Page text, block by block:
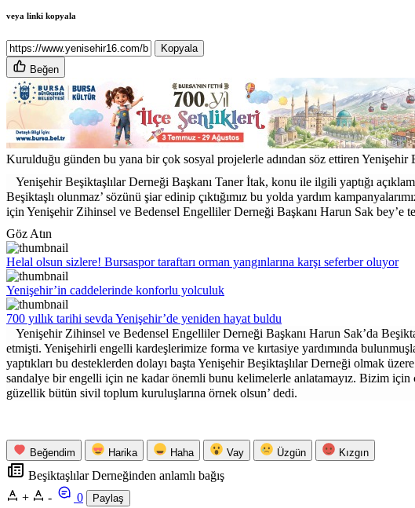
veya linki kopyala
Kopyala
Beğen
Kurulduğu günden bu yana bir çok sosyal projelerle adından söz ettiren
Yenişehir Beşiktaşlılar Derneği Başkanı Taner İtak, konu ile ilgili yaptığı
Beşiktaşlı olunmaz’ sözünü şiar edinip çıktığımız bu yolda yardım
için Yenişehir Zihinsel ve Bedensel Engelliler Derneği Başkanı Harun Sak bey’e
Göz Atın
Helal olsun sizlere! Bursaspor taraftarı orman yangınlarına karşı seferber oluyor
Yenişehir’in caddelerinde konforlu yolculuk
700 yıllık tarihi sevda Yenişehir’de yeniden hayat buldu
Yenişehir Zihinsel ve Bedensel Engelliler Derneği Başkanı Harun Sak’da
etmişti. Yenişehirli engelli kardeşlerimize forma ve kırtasiye yardımında
yaptıkları bu desteklerden dolayı başta Yenişehir Beşiktaşlılar Derneği olmak
sandalye bir engelli için ne kadar önemli bunu kelimelerle anlatamayız. Bizim
güzellik bütün sivil toplum kuruluşlarına örnek olsun’ dedi.
Beğendim Harika Haha Vay Üzgün Kızgın
Beşiktaşlılar Derneğinden anlamlı bağış
+
- 0 Paylaş